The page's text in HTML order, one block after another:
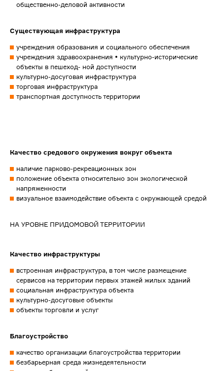
общественно-деловой активности
Существующая инфраструктура
учреждения образования и социального обеспечения
учреждения здравоохранения • культурно-исторические
объекты в пешеход- ной доступности
культурно-досуговая инфраструктура
торговая инфраструктура
транспортная доступность территории
Качество средового окружения вокруг объекта
наличие парково-рекреационных зон
положение объекта относительно зон экологической
напряженности
визуальное взаимодействие объекта с окружающей средой
НА УРОВНЕ ПРИДОМОВОЙ ТЕРРИТОРИИ
Качество инфраструктуры
встроенная инфраструктура, в том числе размещение
сервисов на территории первых этажей жилых зданий
социальная инфраструктура объекта
культурно-досуговые объекты
объекты торговли и услуг
Благоустройство
качество организации благоустройства территории
безбарьерная среда жизнедеятельности